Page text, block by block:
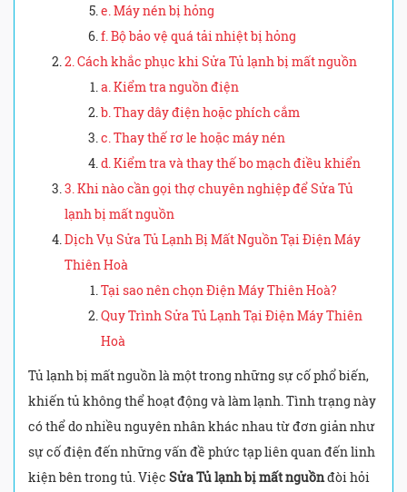
e. Máy nén bị hỏng
f. Bộ bảo vệ quá tải nhiệt bị hỏng
2. Cách khắc phục khi Sửa Tủ lạnh bị mất nguồn
a. Kiểm tra nguồn điện
b. Thay dây điện hoặc phích cắm
c. Thay thế rơ le hoặc máy nén
d. Kiểm tra và thay thế bo mạch điều khiển
3. Khi nào cần gọi thợ chuyên nghiệp để Sửa Tủ
lạnh bị mất nguồn
Dịch Vụ Sửa Tủ Lạnh Bị Mất Nguồn Tại Điện Máy
Thiên Hoà
Tại sao nên chọn Điện Máy Thiên Hoà?
Quy Trình Sửa Tủ Lạnh Tại Điện Máy Thiên
Hoà
Tủ lạnh bị mất nguồn là một trong những sự cố phổ biến,
khiến tủ không thể hoạt động và làm lạnh. Tình trạng này
có thể do nhiều nguyên nhân khác nhau từ đơn giản như
sự cố điện đến những vấn đề phức tạp liên quan đến linh
kiện bên trong tủ. Việc Sửa Tủ lạnh bị mất nguồnđòi hỏi